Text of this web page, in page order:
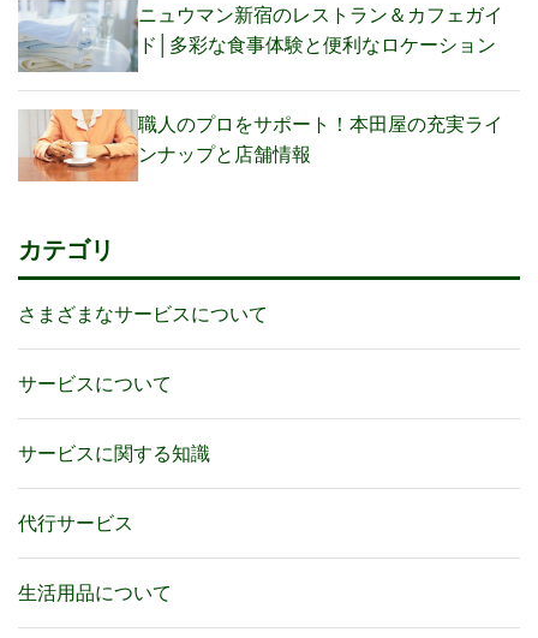
ニュウマン新宿のレストラン＆カフェガイ
ド│多彩な食事体験と便利なロケーション
職人のプロをサポート！本田屋の充実ライ
ンナップと店舗情報
カテゴリ
さまざまなサービスについて
サービスについて
サービスに関する知識
代行サービス
生活用品について